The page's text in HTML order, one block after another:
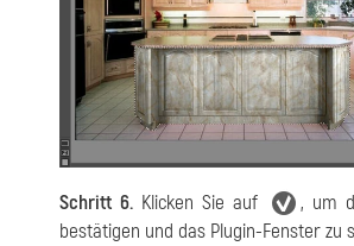
Schritt 6. Klicken Sie auf
, um
bestätigen und das Plugin-Fenster zu